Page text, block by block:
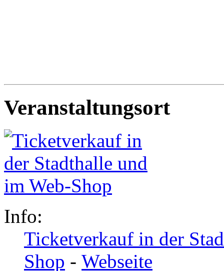
Veranstaltungsort
Info:
Ticketverkauf in der
Shop - Webseite